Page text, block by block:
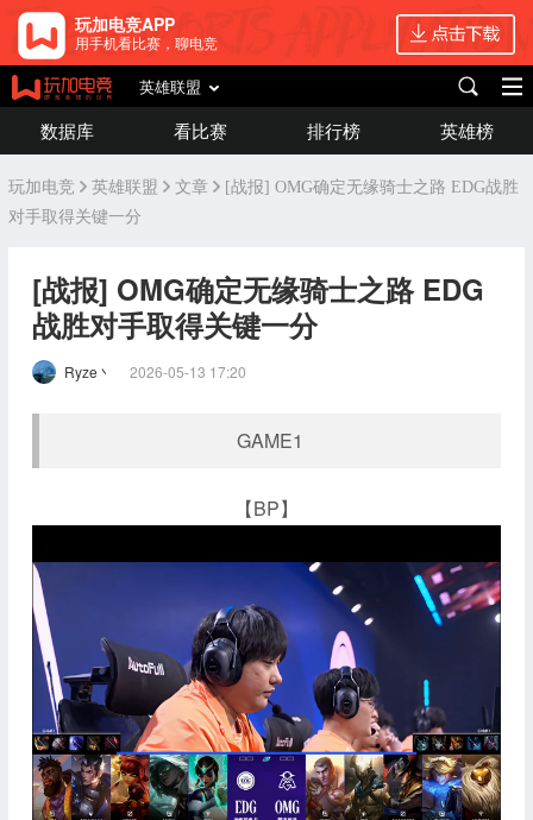
玩加电竞APP
用手机看比赛，聊电竞
英雄联盟
数据库 看比赛 排行榜 英雄榜
玩加电竞 英雄联盟 文章
[战报] OMG确定无缘骑士之路 EDG战胜
对手取得关键一分
[战报] OMG确定无缘骑士之路 EDG
战胜对手取得关键一分
Ryze丶 2026-05-13 17:20
GAME1
【BP】